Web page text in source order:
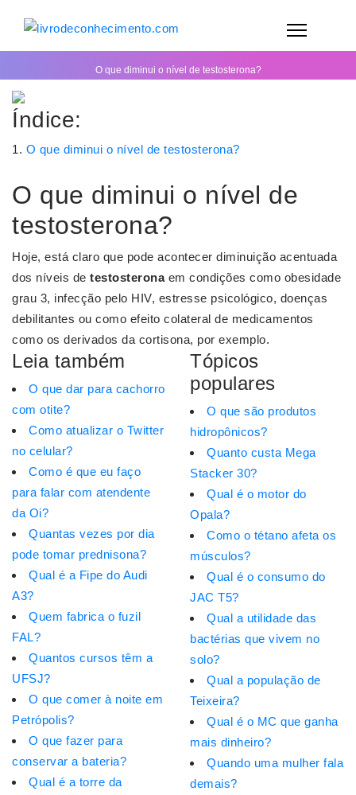
O que diminui o nível de testosterona?
Índice:
O que diminui o nível de testosterona?
O que diminui o nível de
testosterona?
Hoje, está claro que pode acontecer diminuição acentuada
dos níveis de testosteronaem condições como obesidade
grau 3, infecção pelo HIV, estresse psicológico, doenças
debilitantes ou como efeito colateral de medicamentos
como os derivados da cortisona, por exemplo.
Leia também
O que dar para cachorro
com otite?
Como atualizar o Twitter
no celular?
Como é que eu faço
para falar com atendente
da Oi?
Quantas vezes por dia
pode tomar prednisona?
Qual é a Fipe do Audi
A3?
Quem fabrica o fuzil
FAL?
Quantos cursos têm a
UFSJ?
O que comer à noite em
Petrópolis?
O que fazer para
conservar a bateria?
Qual é a torre da
Tópicos
populares
O que são produtos
hidropônicos?
Quanto custa Mega
Stacker 30?
Qual é o motor do
Opala?
Como o tétano afeta os
músculos?
Qual é o consumo do
JAC T5?
Qual a utilidade das
bactérias que vivem no
solo?
Qual a população de
Teixeira?
Qual é o MC que ganha
mais dinheiro?
Quando uma mulher fala
demais?